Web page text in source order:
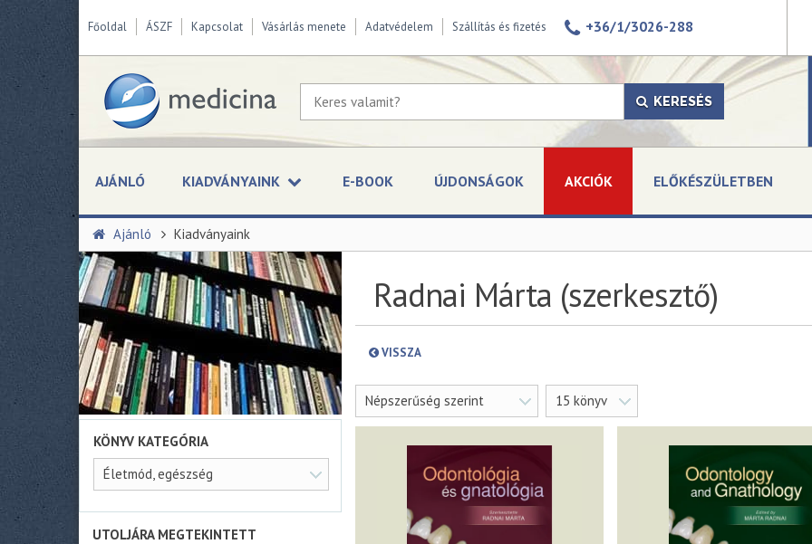
Főoldal ÁSZF Kapcsolat Vásárlás menete Adatvédelem Szállítás és fizetés +36/1/3026-288
KERESÉS
AJÁNLÓ KIADVÁNYAINK E-BOOK ÚJDONSÁGOK AKCIÓK ELŐKÉSZÜLETBEN
Ajánló Kiadványaink
KÖNYV KATEGÓRIA
Életmód, egészség
UTOLJÁRA MEGTEKINTETT
Radnai Márta (szerkesztő)
VISSZA
Népszerűség szerint 15 könyv